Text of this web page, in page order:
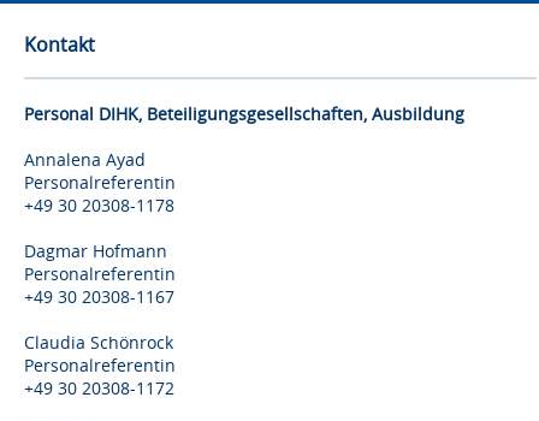
Kontakt
Personal DIHK, Beteiligungsgesellschaften, Ausbildung
Annalena Ayad
Personalreferentin
+49 30 20308-1178
Dagmar Hofmann
Personalreferentin
+49 30 20308-1167
Claudia Schönrock
Personalreferentin
+49 30 20308-1172